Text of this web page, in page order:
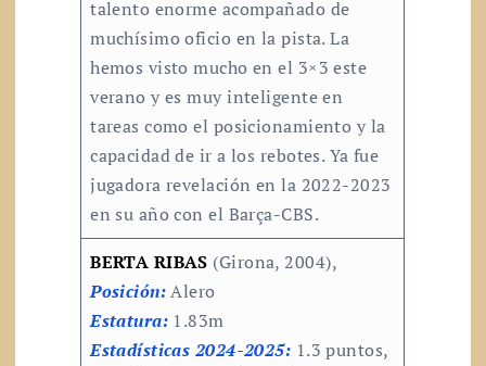
talento enorme acompañado de
muchísimo oficio en la pista. La
hemos visto mucho en el 3×3 este
verano y es muy inteligente en
tareas como el posicionamiento y la
capacidad de ir a los rebotes. Ya fue
jugadora revelación en la 2022-2023
en su año con el Barça-CBS.
BERTA RIBAS (Girona, 2004),
Posición:Alero
Estatura: 1.83m
Estadísticas 2024-2025: 1.3 puntos,